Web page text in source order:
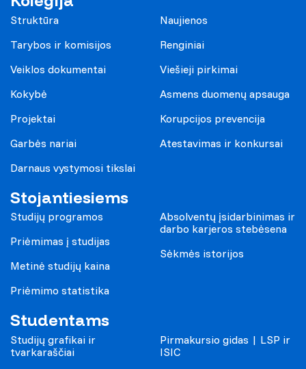
Struktūra
Tarybos ir komisijos
Veiklos dokumentai
Kokybė
Projektai
Garbės nariai
Darnaus vystymosi tikslai
Naujienos
Renginiai
Viešieji pirkimai
Asmens duomenų apsauga
Korupcijos prevencija
Atestavimas ir konkursai
Stojantiesiems
Studijų programos
Priėmimas į studijas
Metinė studijų kaina
Priėmimo statistika
Absolventų įsidarbinimas ir
darbo karjeros stebėsena
Sėkmės istorijos
Studentams
Studijų grafikai ir
tvarkaraščiai
Pirmakursio gidas | LSP ir
ISIC